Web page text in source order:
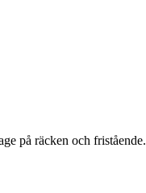
på räcken och fristående.